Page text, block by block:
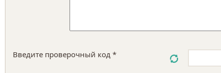
Введите проверочный код *